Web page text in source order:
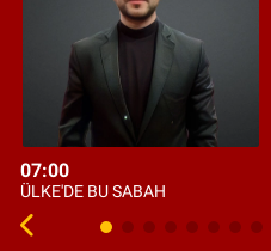
07:00
ÜLKE'DE BU SABAH